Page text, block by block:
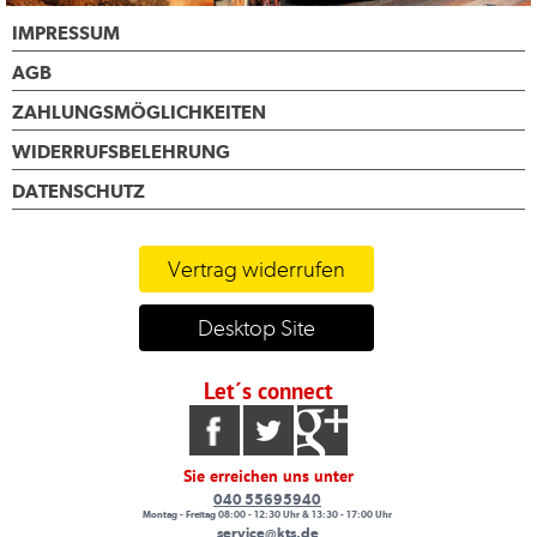
IMPRESSUM
AGB
ZAHLUNGSMÖGLICHKEITEN
WIDERRUFSBELEHRUNG
DATENSCHUTZ
Vertrag widerrufen
Desktop Site
Let´s connect
Sie erreichen uns unter
040 55695940
Montag - Freitag 08:00 - 12:30 Uhr & 13:30 - 17:00 Uhr
service@kts.de